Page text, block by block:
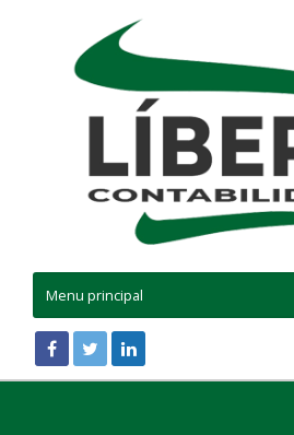
Menu principal